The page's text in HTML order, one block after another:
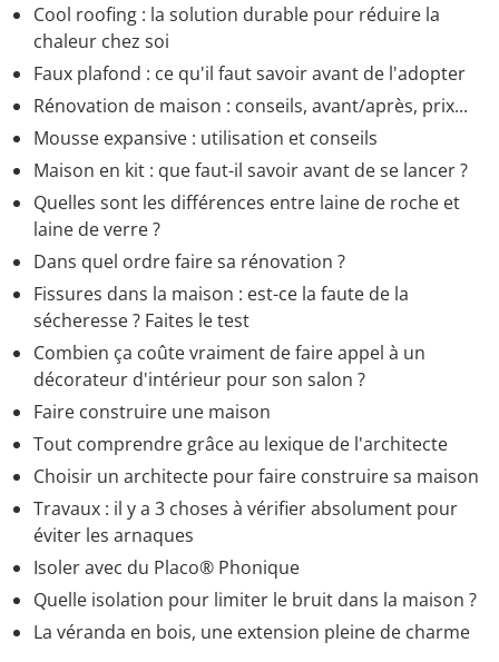
Cool roofing : la solution durable pour réduire la
chaleur chez soi
Faux plafond : ce qu'il faut savoir avant de l'adopter
Rénovation de maison : conseils, avant/après, prix...
Mousse expansive : utilisation et conseils
Maison en kit : que faut-il savoir avant de se lancer ?
Quelles sont les différences entre laine de roche et
laine de verre ?
Dans quel ordre faire sa rénovation ?
Fissures dans la maison : est-ce la faute de la
sécheresse ? Faites le test
Combien ça coûte vraiment de faire appel à un
décorateur d'intérieur pour son salon ?
Faire construire une maison
Tout comprendre grâce au lexique de l'architecte
Choisir un architecte pour faire construire sa maison
Travaux : il y a 3 choses à vérifier absolument pour
éviter les arnaques
Isoler avec du Placo® Phonique
Quelle isolation pour limiter le bruit dans la maison ?
La véranda en bois, une extension pleine de charme